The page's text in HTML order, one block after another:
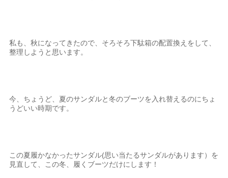
私も、秋になってきたので、そろそろ下駄箱の配置換えをして、
整理しようと思います。
今、ちょうど、夏のサンダルと冬のブーツを入れ替えるのにちょ
うどいい時期です。
この夏履かなかったサンダル(思い当たるサンダルがあります）を
見直して、この冬、履くブーツだけにします！